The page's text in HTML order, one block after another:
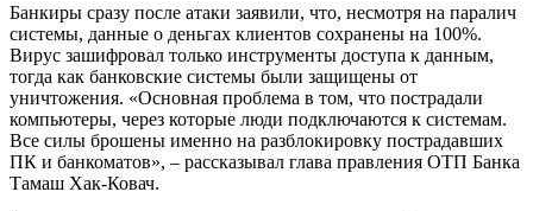
Банкиры сразу после атаки заявили, что, несмотря на паралич
системы, данные о деньгах клиентов сохранены на 100%.
Вирус зашифровал только инструменты доступа к данным,
тогда как банковские системы были защищены от
уничтожения. «Основная проблема в том, что пострадали
компьютеры, через которые люди подключаются к системам.
Все силы брошены именно на разблокировку пострадавших
ПК и банкоматов», – рассказывал глава правления ОТП Банка
Тамаш Хак-Ковач.